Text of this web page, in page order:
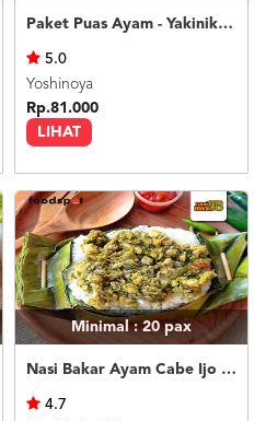
Paket Puas Ayam - Yakiniku Beef Paket Puas (R)
LIHAT
5.0
Yoshinoya
Rp.81.000
Minimal : 20pax
Nasi Bakar Ayam Cabe Ijo + Kerupuk
4.7